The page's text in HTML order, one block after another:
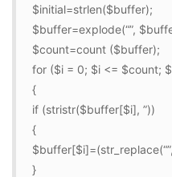
$initial=strlen($buffer);
$buffer=explode(“”,
$count=count ($buffer);
for ($i = 0; $i <= $count;
{
if (stristr($buffer[$i], ”))
{
}